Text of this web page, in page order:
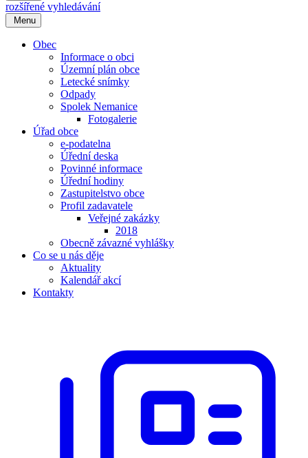
rozšířené vyhledávání
Menu
Obec
Informace o obci
Územní plán obce
Letecké snímky
Odpady
Spolek Nemanice
Fotogalerie
Úřad obce
e-podatelna
Úřední deska
Povinné informace
Úřední hodiny
Zastupitelstvo obce
Profil zadavatele
Veřejné zakázky
2018
Obecně závazné vyhlášky
Co se u nás děje
Aktuality
Kalendář akcí
Kontakty